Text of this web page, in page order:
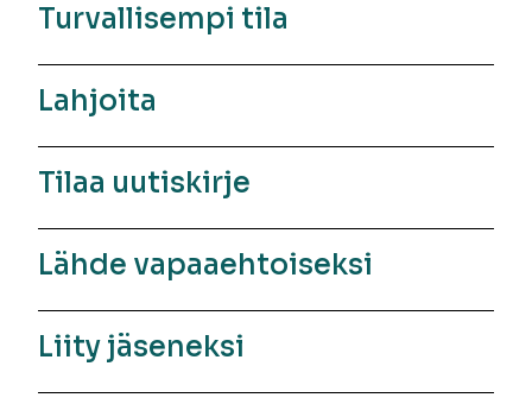
Turvallisempi tila
Lahjoita
Tilaa uutiskirje
Lähde vapaaehtoiseksi
Liity jäseneksi